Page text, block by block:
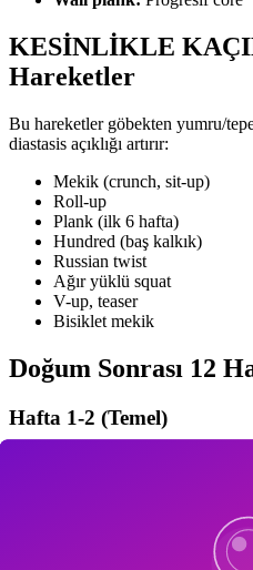
KESİNLİKLE
Hareketler
Bu hareketler göbekten yumru/
diastasis açıklığı artırır:
Mekik (crunch, sit-up)
Roll-up
Plank (ilk 6 hafta)
Hundred (baş kalkık)
Russian twist
Ağır yüklü squat
V-up, teaser
Bisiklet mekik
Doğum Sonrası 12
Hafta 1-2 (Temel)
Heel slides, dead bug, bird dog. 20